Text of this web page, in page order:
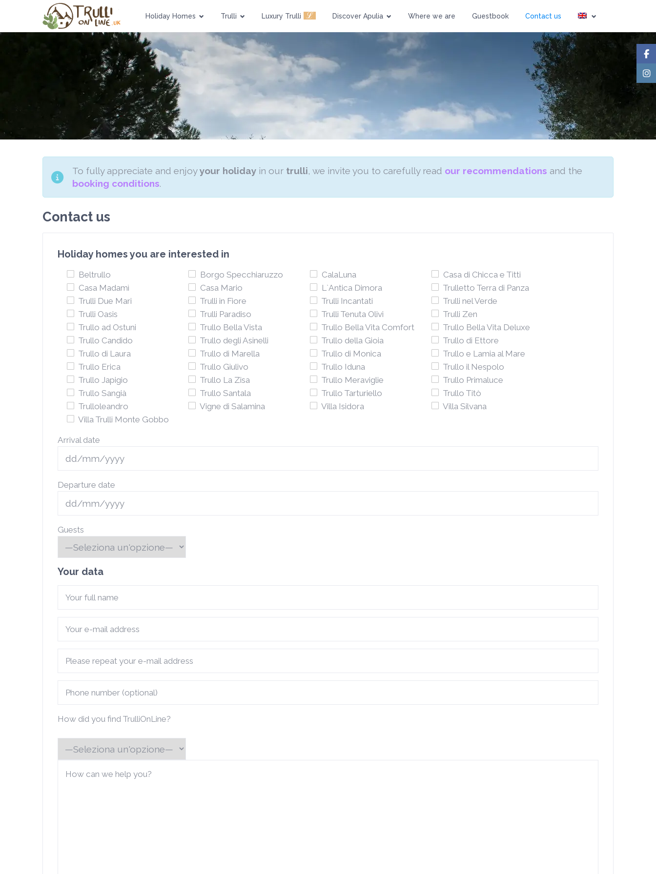
Holiday Homes Trulli Luxury Trulli ℒ Discover Apulia Where we are Guestbook Contact us
To fully appreciate and enjoyyour holiday in our trulli, we invite you to carefully read our recommendations and the
booking conditions.
Contact us
Holiday homes you are interested in
Beltrullo Borgo Specchiaruzzo CalaLuna
Casa di Chicca e Titti
Casa Madamì
Casa Mario L`Antica Dimora
Trulletto Terra di Panza
Trulli Due Mari
Trulli in Fiore Trulli Incantati
Trulli nel Verde
Trulli Oasis
Trulli Paradiso Trulli Tenuta Olivi
Trulli Zen
Trullo ad Ostuni
Trullo Bella Vista Trullo Bella Vita Comfort
Trullo Bella Vita Deluxe
Trullo Candido
Trullo degli Asinelli Trullo della Gioia
Trullo di Ettore
Trullo di Laura
Trullo di Marella Trullo di Monica
Trullo e Lamia al Mare
Trullo Erica
Trullo Giulivo Trullo Iduna
Trullo il Nespolo
Trullo Japigio
Trullo La Zisa Trullo Meraviglie
Trullo Primaluce
Trullo Sangià
Trullo Santala Trullo Tarturiello
Trullo Titò
Trulloleandro
Vigne di Salamina Villa Isidora
Villa Silvana
Villa Trulli Monte Gobbo
Arrival date
Departure date
Guests
Your data
How did you find TrulliOnLine?